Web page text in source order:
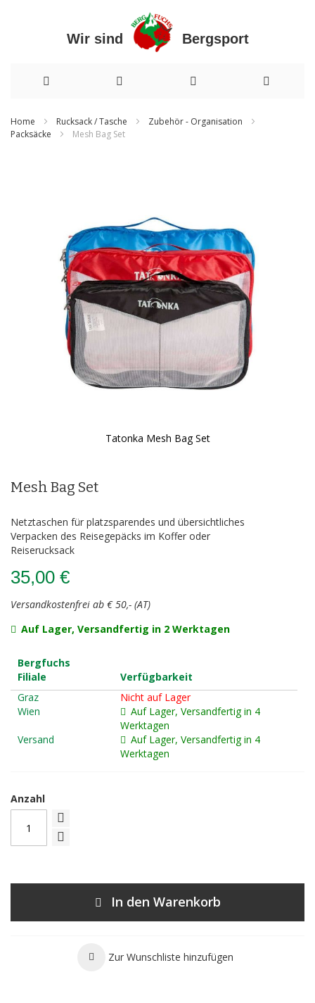
Wir sind Bergsport
zum
Home Rucksack / Tasche
Zubehör - Organisation
Packsäcke
Mesh Bag Set
Tatonka Mesh Bag Set
der
Mesh Bag Set
Netztaschen für platzsparendes und übersichtliches
Verpacken des Reisegepäcks im Koffer oder
Reiserucksack
35,00 €
Versandkostenfrei ab € 50,- (AT)
Auf Lager, Versandfertig in 2 Werktagen
Bergfuchs
Filiale
Verfügbarkeit
Graz
Nicht auf Lager
Wien
Auf Lager, Versandfertig in 4
Werktagen
Versand
Auf Lager, Versandfertig in 4
Werktagen
Anzahl
In den Warenkorb
Zur Wunschliste hinzufügen